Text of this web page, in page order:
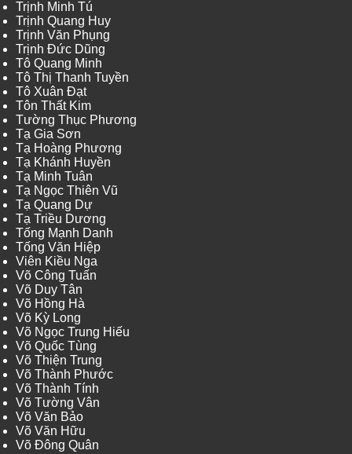
Trịnh Minh Tú
Trịnh Quang Huy
Trịnh Văn Phụng
Trịnh Đức Dũng
Tô Quang Minh
Tô Thị Thanh Tuyền
Tô Xuân Đạt
Tôn Thất Kim
Tường Thục Phương
Tạ Gia Sơn
Tạ Hoàng Phương
Tạ Khánh Huyền
Tạ Minh Tuân
Tạ Ngọc Thiên Vũ
Tạ Quang Dự
Tạ Triều Dương
Tống Mạnh Danh
Tống Văn Hiệp
Viên Kiều Nga
Võ Công Tuấn
Võ Duy Tân
Võ Hồng Hà
Võ Kỳ Long
Võ Ngọc Trung Hiếu
Võ Quốc Tùng
Võ Thiện Trung
Võ Thành Phước
Võ Thành Tính
Võ Tường Vân
Võ Văn Bảo
Võ Văn Hữu
Võ Đông Quân